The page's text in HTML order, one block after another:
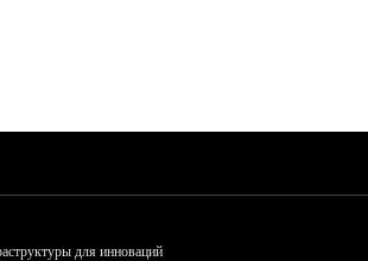
для инноваций